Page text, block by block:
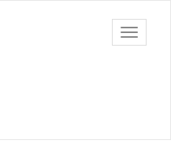
barra